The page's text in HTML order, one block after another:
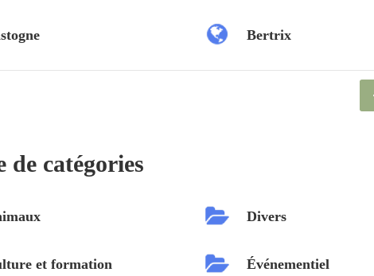
Bertrix
de catégories
et formation
Divers
Événementiel